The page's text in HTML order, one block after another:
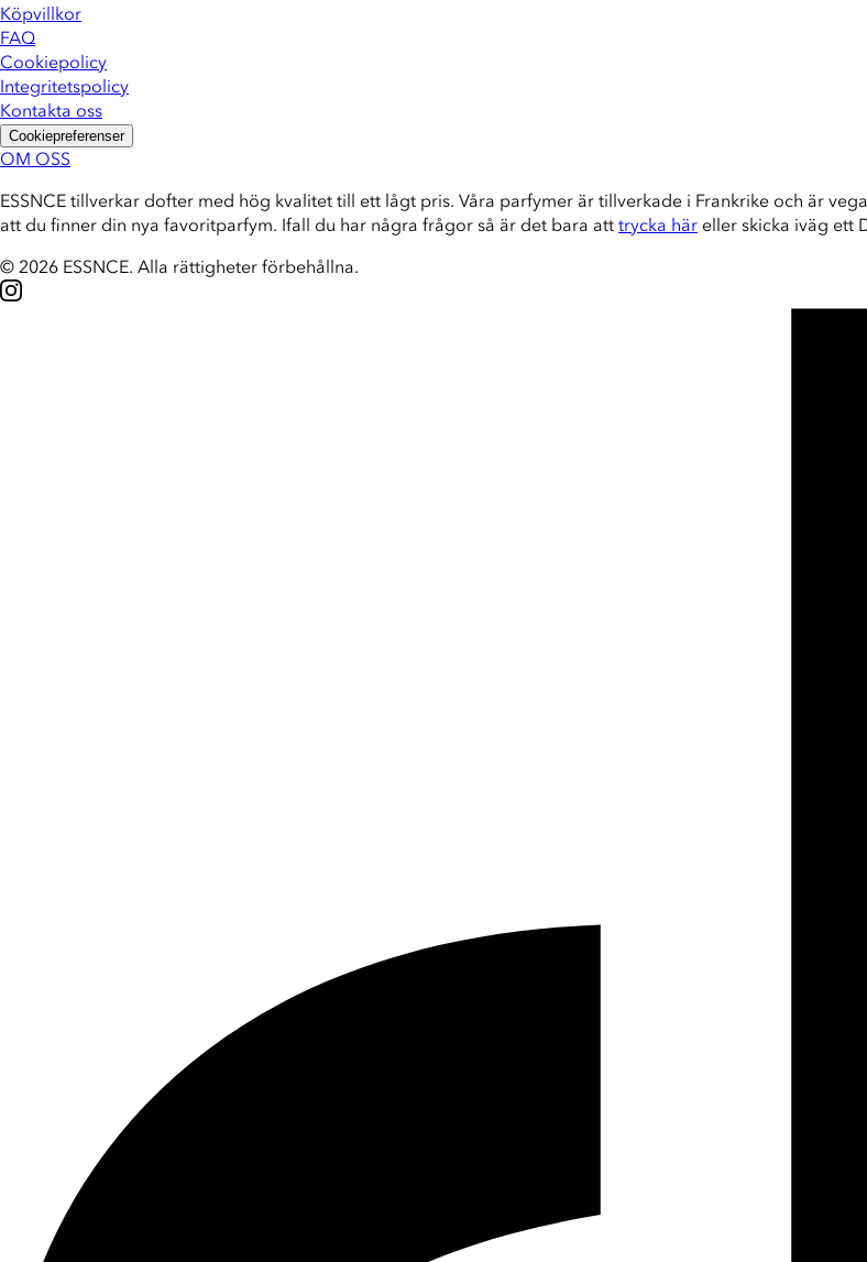
Köpvillkor
FAQ
Cookiepolicy
Integritetspolicy
Kontakta oss
Cookiepreferenser
OM OSS
ESSNCE tillverkar dofter med hög kvalitet till ett lågt pris. Våra parfymer är tillverkade i Frankrike och är
att du finner din nya favoritparfym. Ifall du har några frågor så är det bara atttrycka här eller skicka iväg ett
© 2026 ESSNCE. Alla rättigheter förbehållna.